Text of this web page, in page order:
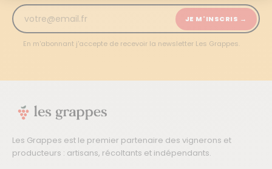
Notre plateforme vous permet d'adapter et de gérer vos paramètres de confidentialité, en
JE M'INSCRIS →
En m'abonnant j'accepte de recevoir la newsletter Les Grappes.
Les Grappes est le premier partenaire des vignerons et
producteurs : artisans, récoltants et indépendants.